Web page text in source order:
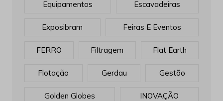
Equipamentos Escavadeiras
Exposibram Feiras E Eventos
FERRO Filtragem Flat Earth
Flotação Gerdau Gestão
Golden Globes INOVAÇÃO